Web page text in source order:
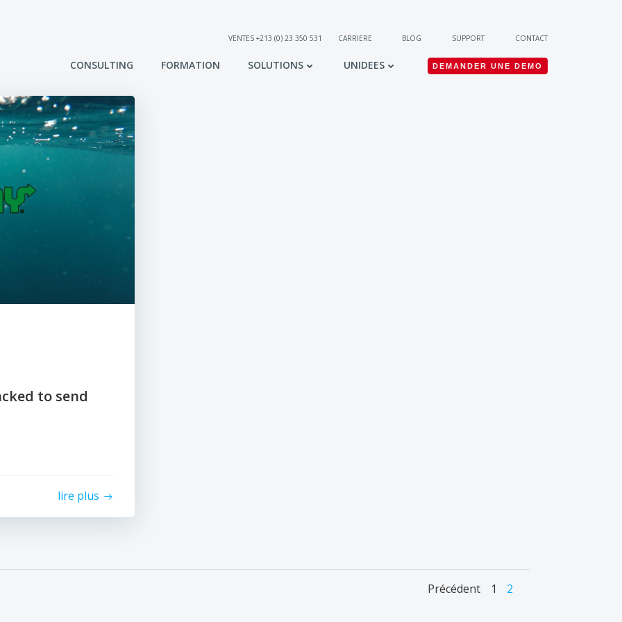
VENTES +213 (0) 23 350 531 CARRIERE BLOG SUPPORT CONTACT
CONSULTING FORMATION SOLUTIONS UNIDEES DEMANDER UNE DEMO
to send
lire plus
Navigation
Précédent Page
1 Page
2